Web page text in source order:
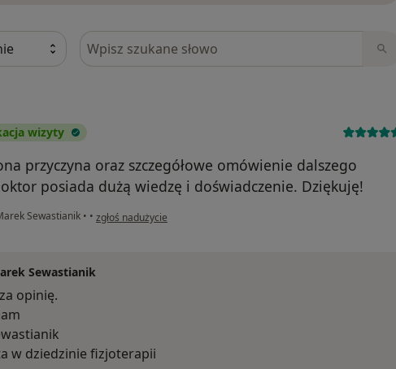
Szukaj w opiniach
wizyty
przyczyna oraz szczegółowe omówienie dalszego
posiada dużą wiedzę i doświadczenie. Dziękuję!
Sewastianik • • w opinii użytkownika K.P
zgłoś nadużycie
Sewastianik
opinię.
w dziedzinie fizjoterapii